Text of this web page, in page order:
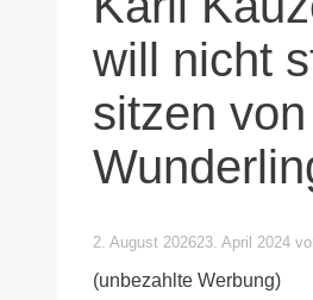
will nicht
sitzen
2. August 202623. April 2024
(unbezahlte Werbung)